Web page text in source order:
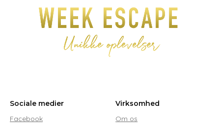
Sociale medier
Facebook
Virksomhed
Om os